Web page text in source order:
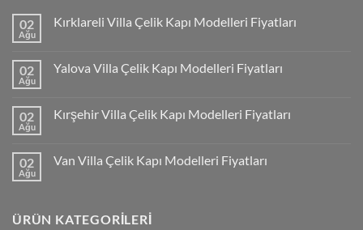
02
Ağu
Kırklareli Villa Çelik Kapı Modelleri Fiyatları
02
Ağu
Yalova Villa Çelik Kapı Modelleri Fiyatları
02
Ağu
Kırşehir Villa Çelik Kapı Modelleri Fiyatları
02
Ağu
Van Villa Çelik Kapı Modelleri Fiyatları
ÜRÜN KATEGORILERI